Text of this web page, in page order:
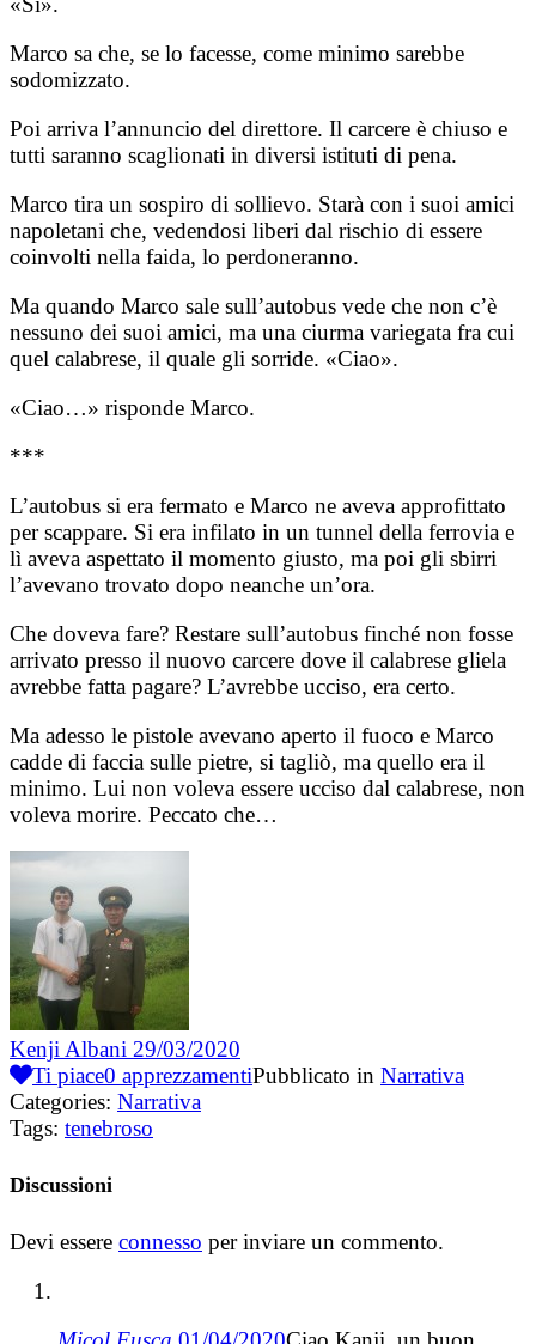
Marco sa che, se lo facesse, come minimo sarebbe
sodomizzato.
Poi arriva l’annuncio del direttore. Il carcere è chiuso e
tutti saranno scaglionati in diversi istituti di pena.
Marco tira un sospiro di sollievo. Starà con i suoi amici
napoletani che, vedendosi liberi dal rischio di essere
coinvolti nella faida, lo perdoneranno.
Ma quando Marco sale sull’autobus vede che non c’è
nessuno dei suoi amici, ma una ciurma variegata fra cui
quel calabrese, il quale gli sorride. «Ciao».
«Ciao…» risponde Marco.
***
L’autobus si era fermato e Marco ne aveva approfittato
per scappare. Si era infilato in un tunnel della ferrovia e
lì aveva aspettato il momento giusto, ma poi gli sbirri
l’avevano trovato dopo neanche un’ora.
Che doveva fare? Restare sull’autobus finché non fosse
arrivato presso il nuovo carcere dove il calabrese gliela
avrebbe fatta pagare? L’avrebbe ucciso, era certo.
Ma adesso le pistole avevano aperto il fuoco e Marco
cadde di faccia sulle pietre, si tagliò, ma quello era il
minimo. Lui non voleva essere ucciso dal calabrese, non
voleva morire. Peccato che…
Kenji Albani 29/03/2020
Ti piace0 apprezzamentiPubblicato in Narrativa
Categories: Narrativa
Tags: tenebroso
Discussioni
Devi essere connesso per inviare un commento.